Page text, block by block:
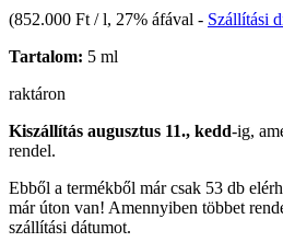
(852.000 Ft / l, 27% áfával - Szállítási
Tartalom: 5 ml
raktáron
Kiszállítás augusztus 11., kedd-ig,
rendel.
Ebből a termékből már csak 53 db
már úton van! Amennyiben többet
szállítási dátumot.